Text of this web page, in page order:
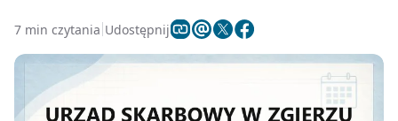
7 min czytania Udostępnij